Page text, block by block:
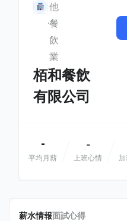
他
餐
飲
業
栢和餐飲
有限公司
-
平均月薪
-
上班心情
薪水情報面試心得